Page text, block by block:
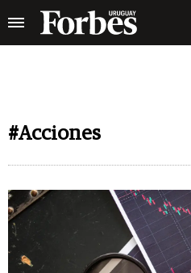
#Acciones